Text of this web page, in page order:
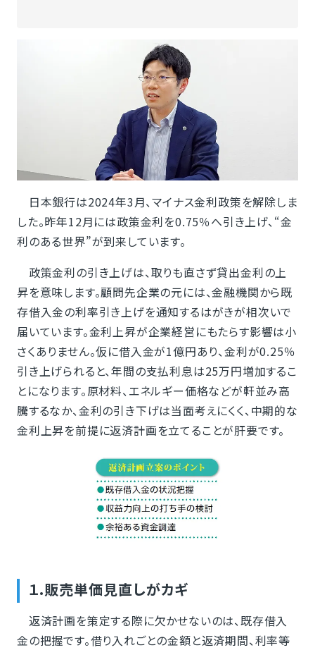
日本銀行は2024年3月、マイナス金利政策を解除しま
した。昨年12月には政策金利を0.75％へ引き上げ、“金
利のある世界”が到来しています。
政策金利の引き上げは、取りも直さず貸出金利の上
昇を意味します。顧問先企業の元には、金融機関から既
存借入金の利率引き上げを通知するはがきが相次いで
届いています。金利上昇が企業経営にもたらす影響は小
さくありません。仮に借入金が1億円あり、金利が0.25％
引き上げられると、年間の支払利息は25万円増加するこ
とになります。原材料、エネルギー価格などが軒並み高
騰するなか、金利の引き下げは当面考えにくく、中期的な
金利上昇を前提に返済計画を立てることが肝要です。
１.販売単価見直しがカギ
返済計画を策定する際に欠かせないのは、既存借入
金の把握です。借り入れごとの金額と返済期間、利率等